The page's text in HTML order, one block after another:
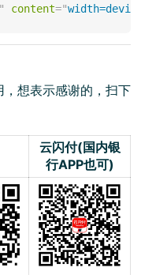
" content="width=device-
想表示感谢的，扫下
云闪付(国内银
行APP也可)